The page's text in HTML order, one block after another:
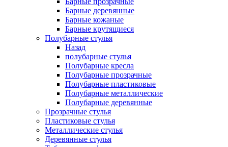
Барные деревянные
Барные кожаные
Барные крутящиеся
Полубарные стулья
Назад
полубарные стулья
Полубарные кресла
Полубарные прозрачные
Полубарные пластиковые
Полубарные металлические
Полубарные деревянные
Прозрачные стулья
Пластиковые стулья
Металлические стулья
Деревянные стулья